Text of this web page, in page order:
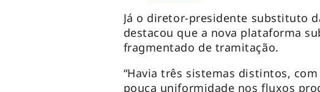
Já o diretor-presidente substituto
destacou que a nova plataforma
fragmentado de tramitação.
“Havia três sistemas distintos,
pouca uniformidade nos fluxos